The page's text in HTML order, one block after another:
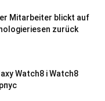
Mitarbeiter blickt auf
zurück
Watch8 і Watch8